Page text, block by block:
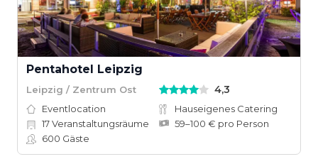
Pentahotel Leipzig
Leipzig / Zentrum Ost 4,3
Eventlocation
Hauseigenes Catering
17Veranstaltungsräume
59–100 € pro Person
600 Gäste